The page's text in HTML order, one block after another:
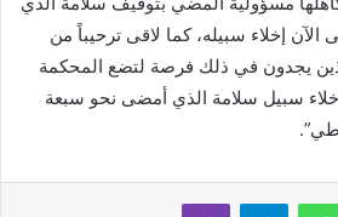
إخلاء سبيله، كما لاقى ترحيباً من
يجدون في ذلك فرصة لتضع المحكمة
سبيل سلامة الذي أمضى نحو سبعة
واتساب تيلقرام ڤايبر